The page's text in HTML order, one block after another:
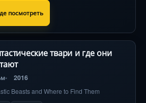
посмотреть
твари и где они
2016
Beasts and Where to Find Them